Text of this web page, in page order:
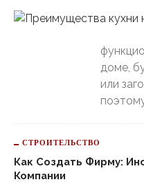
доме,
или
СТРОИТЕЛЬСТВО
Как Создать Фирму:
Компании